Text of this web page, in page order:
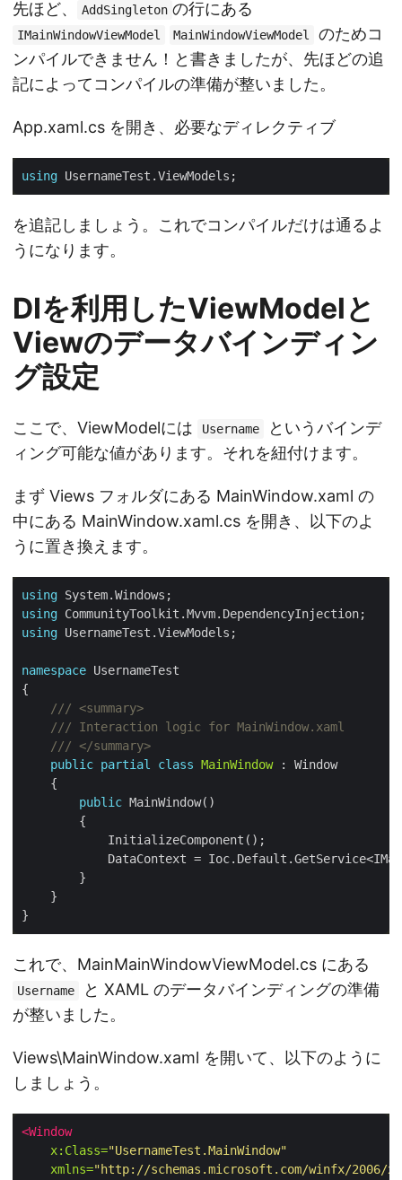
先ほど、 AddSingleton の行にある
IMainWindowViewModel MainWindowViewModel
のためコ
ンパイルできません！と書きましたが、先ほどの追
記によってコンパイルの準備が整いました。
App.xaml.cs を開き、必要なディレクティブ
using
を追記しましょう。これでコンパイルだけは通るよ
うになります。
DIを利用したViewModelと
Viewのデータバインディン
グ設定
ここで、ViewModelには Username
というバインデ
ィング可能な値があります。それを紐付けます。
まず Views フォルダにある MainWindow.xaml の
中にある MainWindow.xaml.cs を開き、以下のよ
うに置き換えます。
using
using
using
namespace
/// <summary>
/// Interaction logic for MainWindow.xaml
/// </summary>
public partial class MainWindow
public
これで、MainMainWindowViewModel.cs にある
Username
と XAML のデータバインディングの準備
が整いました。
Views\MainWindow.xaml を開いて、以下のように
しましょう。
<Window
x:Class="UsernameTest.MainWindow"
xmlns="http://schemas.microsoft.com/winfx/2006/